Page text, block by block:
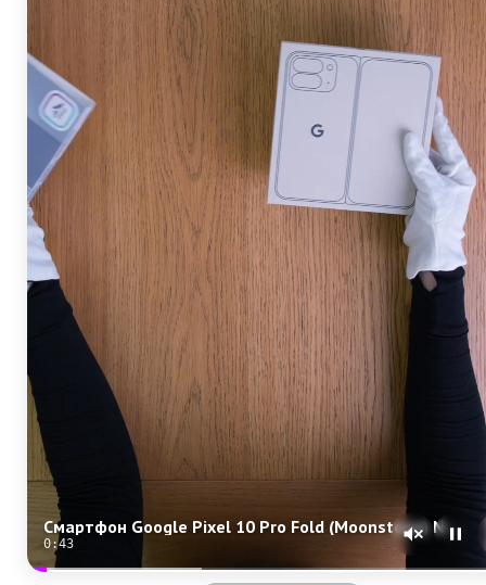
Смартфон Google Pixel 10 Pro Fold (Moonstone) Nano-sim + eSim
0:41